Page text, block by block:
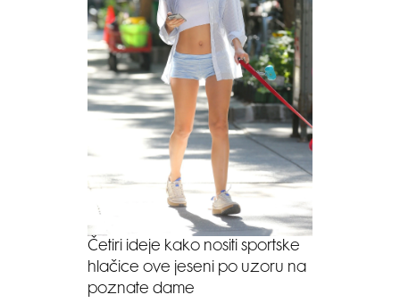
Četiri ideje kako nositi sportske
hlačice ove jeseni po uzoru na
poznate dame